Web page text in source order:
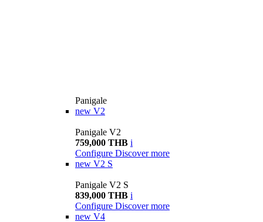
Panigale
new V2
Panigale V2
759,000 THB i
Configure Discover more
new V2 S
Panigale V2 S
839,000 THB i
Configure Discover more
new V4